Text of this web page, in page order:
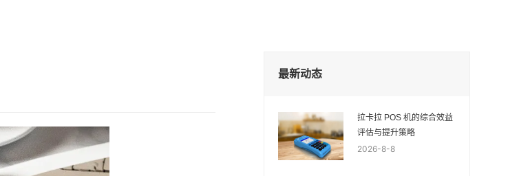
最新动态
拉卡拉 POS 机的综合效益
评估与提升策略
2026-8-8